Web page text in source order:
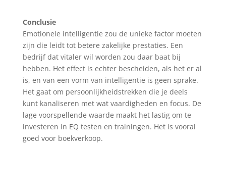
l
t
e
r
n
a
t
i
v
e
:
Conclusie
Emotionele intelligentie zou de unieke factor moeten
zijn die leidt tot betere zakelijke prestaties. Een
bedrijf dat vitaler wil worden zou daar baat bij
hebben. Het effect is echter bescheiden, als het er al
is, en van een vorm van intelligentie is geen sprake.
Het gaat om persoonlijkheidstrekken die je deels
kunt kanaliseren met wat vaardigheden en focus. De
lage voorspellende waarde maakt het lastig om te
investeren in EQ testen en trainingen. Het is vooral
goed voor boekverkoop.